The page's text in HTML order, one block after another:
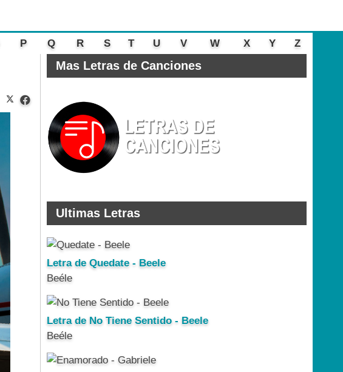
P Q R S T U V W X Y
Z
Mas Letras de Canciones
Ultimas Letras
Letra de Quedate - Beele
Beéle
Letra de No Tiene Sentido - Beele
Beéle